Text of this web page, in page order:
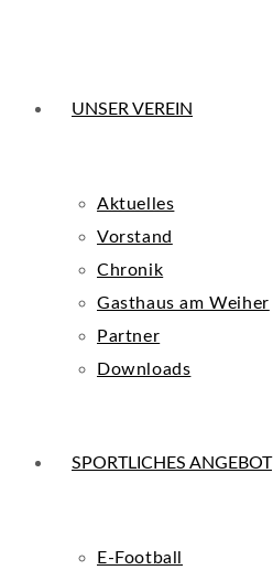
UNSER VEREIN
Aktuelles
Vorstand
Chronik
Gasthaus am Weiher
Partner
Downloads
SPORTLICHES ANGEBOT
E-Football